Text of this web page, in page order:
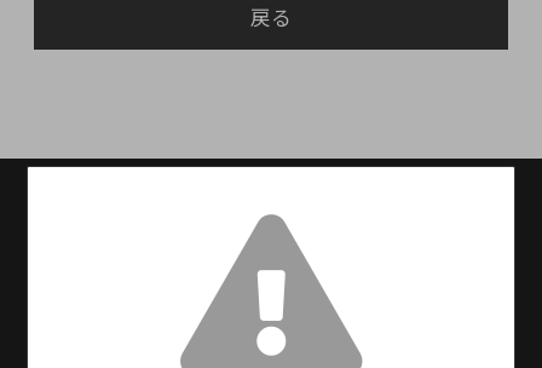
戻る
送料設定：15000円(税抜)以上で送料無料
（※北海道・九州は別途600円、沖縄は別途
1,500円を頂戴しております。）
13時までの注文で最短即日発送！